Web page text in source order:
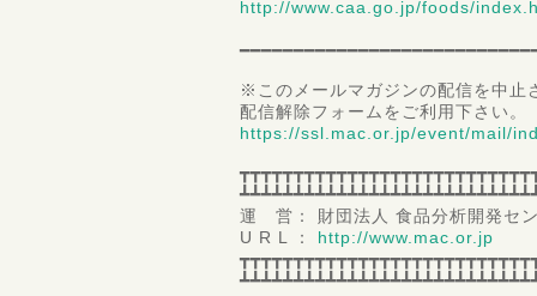
http://www.caa.go.jp/foods/
※このメールマガジンの配信を中止
配信解除フォームをご利用下さい。
https://ssl.mac.or.jp/event/mail/
運 営： 財団法人 食品分析開発セ
U R L ： http://www.mac.or.jp